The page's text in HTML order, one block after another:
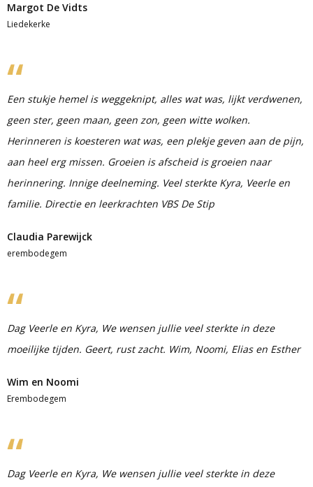
Margot De Vidts
Liedekerke
Een stukje hemel is weggeknipt, alles wat was, lijkt verdwenen,
geen ster, geen maan, geen zon, geen witte wolken.
Herinneren is koesteren wat was, een plekje geven aan de pijn,
aan heel erg missen. Groeien is afscheid is groeien naar
herinnering. Innige deelneming. Veel sterkte Kyra, Veerle en
familie. Directie en leerkrachten VBS De Stip
Claudia Parewijck
erembodegem
Dag Veerle en Kyra, We wensen jullie veel sterkte in deze
moeilijke tijden. Geert, rust zacht. Wim, Noomi, Elias en Esther
Wim en Noomi
Erembodegem
Dag Veerle en Kyra, We wensen jullie veel sterkte in deze